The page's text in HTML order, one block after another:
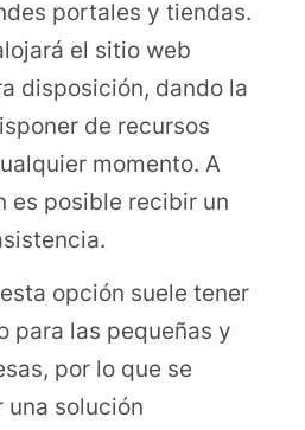
portales y tiendas.
el sitio web
disposición, dando la
de recursos
momento. A
es posible recibir un
opción suele tener
para las pequeñas y
por lo que se
una solución